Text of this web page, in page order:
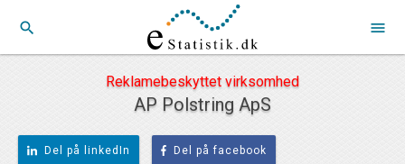
search menu
Reklamebeskyttet virksomhed
AP Polstring ApS
Del på linkedIn Del på facebook